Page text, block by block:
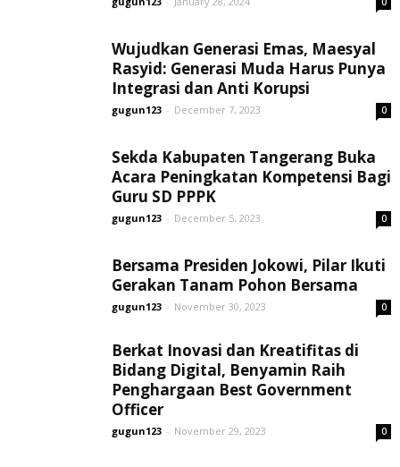
Wujudkan Generasi Emas, Maesyal
Rasyid: Generasi Muda Harus Punya
Integrasi dan Anti Korupsi
gugun123 - December 7, 2023 0
Sekda Kabupaten Tangerang Buka
Acara Peningkatan Kompetensi Bagi
Guru SD PPPK
gugun123 - December 5, 2023 0
Bersama Presiden Jokowi, Pilar Ikuti
Gerakan Tanam Pohon Bersama
gugun123 - November 30, 2023 0
Berkat Inovasi dan Kreatifitas di
Bidang Digital, Benyamin Raih
Penghargaan Best Government
Officer
gugun123 - November 29, 2023 0